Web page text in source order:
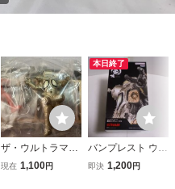
ザ・ウルトラマン
ファイト 2種
現在 1,100円
本日終了
バンプレスト ウル
トラマンシリーズ
即決 1,200円